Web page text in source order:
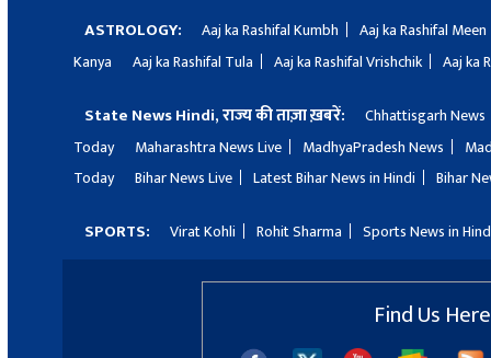
ASTROLOGY: Aaj ka Rashifal Kumbh Aaj ka Rashifal Meen
Kanya
Aaj ka Rashifal Tula Aaj ka Rashifal Vrishchik Aaj ka
State News Hindi, राज्य की ताज़ा ख़बरें: Chhattisgarh News
Today
Maharashtra News Live MadhyaPradesh News
Today
Bihar News Live Latest Bihar News in Hindi Bihar
SPORTS: Virat Kohli Rohit Sharma Sports News in
Find Us Here